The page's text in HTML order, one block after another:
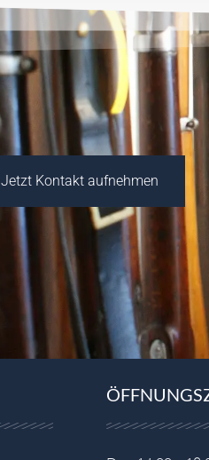
Jetzt Kontakt aufnehmen